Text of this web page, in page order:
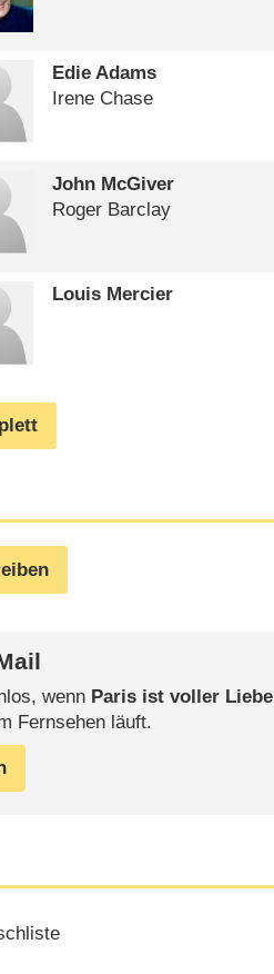
Edie Adams
Irene Chase
John McGiver
Roger Barclay
Louis Mercier
wenn Paris ist voller Liebe
Fernsehen läuft.